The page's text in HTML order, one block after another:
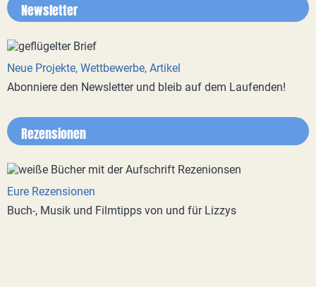
Newsletter
Neue Projekte, Wettbewerbe, Artikel
Abonniere den Newsletter und bleib auf dem Laufenden!
Rezensionen
Eure Rezensionen
Buch-, Musik und Filmtipps von und für Lizzys